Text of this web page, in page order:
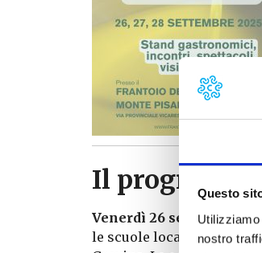
Questo
nostro
Il
Venerdì 26 settembre:
le scuole locali, seguito